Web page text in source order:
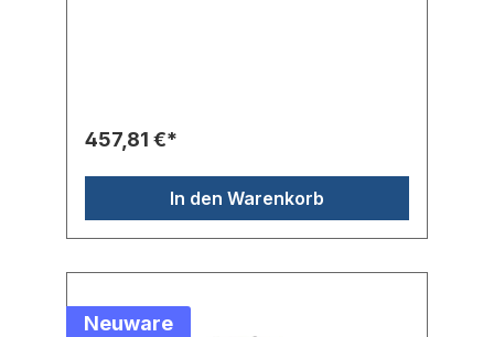
457,81 €*
In den Warenkorb
Neuware